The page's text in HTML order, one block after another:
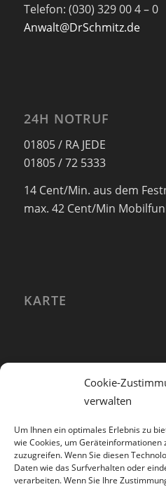
Cookie-
verwalten
Um Ihnen ein optimales Erlebnis zu
wie Cookies, um Geräteinformationen
zuzugreifen. Wenn Sie diesen
Daten wie das Surfverhalten oder
verarbeiten. Wenn Sie Ihre
Telefon: (030) 329 00 4 – 0
Anwalt@DrSchmitz.de
24H NOTRUF
01805 / RA JEDE
01805 / 72 5333
14 Cent/Min. aus dem
max. 42 Cent/Min
KARTE